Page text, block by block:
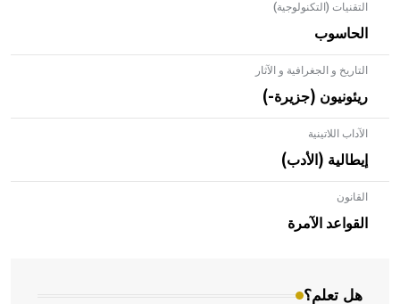
التقنيات (التكنولوجية)
الحاسوب
التاريخ و الجغرافية و الآثار
ريئونيون (جزيرة-)
الآداب اللاتينية
إيطالية (الأدب)
القانون
القواعد الآمرة
هل تعلم؟
- هل تعلم أن الأبلق نوع من الفنون الهندسية التي ارتبطت
بالعمارة الإسلامية في بلاد الشام ومصر خاصة، حيث يحرص
المعمار على بناء مداميكه وخاصة في الواجهات